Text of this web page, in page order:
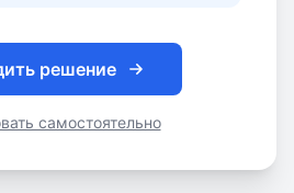
решение
самостоятельно